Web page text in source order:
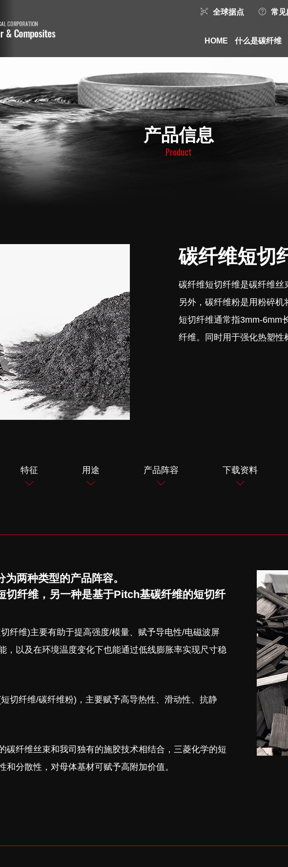
全球据点 常
HOME 什么是碳纤维
产品信息
Product
碳纤维短切
碳纤维短切纤维是碳纤维
另外，碳纤维粉是用粉碎
短切纤维通常指3mm-6mm
纤维。同时用于强化热塑
特征 用途 产品阵容 下载资料
两种类型的产品阵容。
切纤维，另一种是基于Pitch基碳纤维的短切纤
纤维)主要有助于提高强度/模量、赋予导电性/电磁波屏
，以及在环境温度变化下也能通过低线膨胀率实现尺寸稳
切纤维/碳纤维粉)，主要赋予高导热性、滑动性、抗静
碳纤维丝束和我司独有的施胶技术相结合，三菱化学的短
分散性，对母体基材可赋予高附加价值。